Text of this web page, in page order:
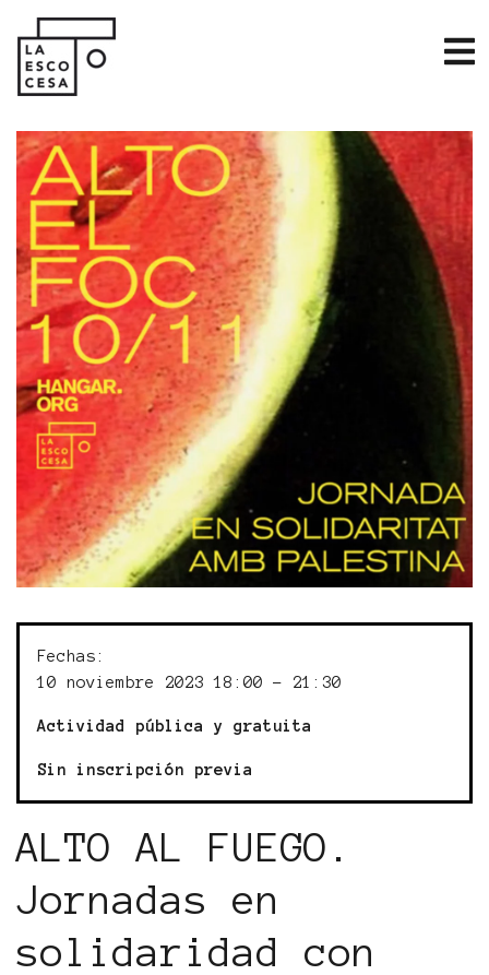
Fechas:
10 noviembre 2023 18:00 - 21:30
Actividad pública y gratuita
Sin inscripción previa
ALTO AL FUEGO.
Jornadas en
solidaridad con